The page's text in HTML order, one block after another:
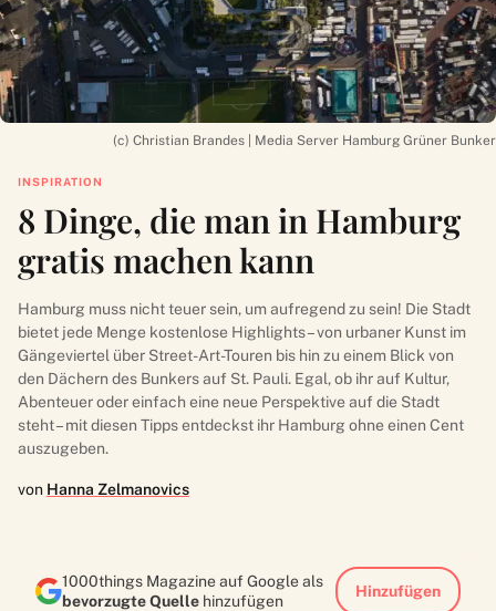
(c) Christian Brandes | Media Server Hamburg Grüner Bunker
INSPIRATION
8 Dinge, die man in Hamburg
gratis machen kann
Hamburg muss nicht teuer sein, um aufregend zu sein! Die Stadt
bietet jede Menge kostenlose Highlights – von urbaner Kunst im
Gängeviertel über Street-Art-Touren bis hin zu einem Blick von
den Dächern des Bunkers auf St. Pauli. Egal, ob ihr auf Kultur,
Abenteuer oder einfach eine neue Perspektive auf die Stadt
steht – mit diesen Tipps entdeckst ihr Hamburg ohne einen Cent
auszugeben.
von Hanna Zelmanovics
1000things Magazine auf Google als
bevorzugte Quelle hinzufügen
Hinzufügen